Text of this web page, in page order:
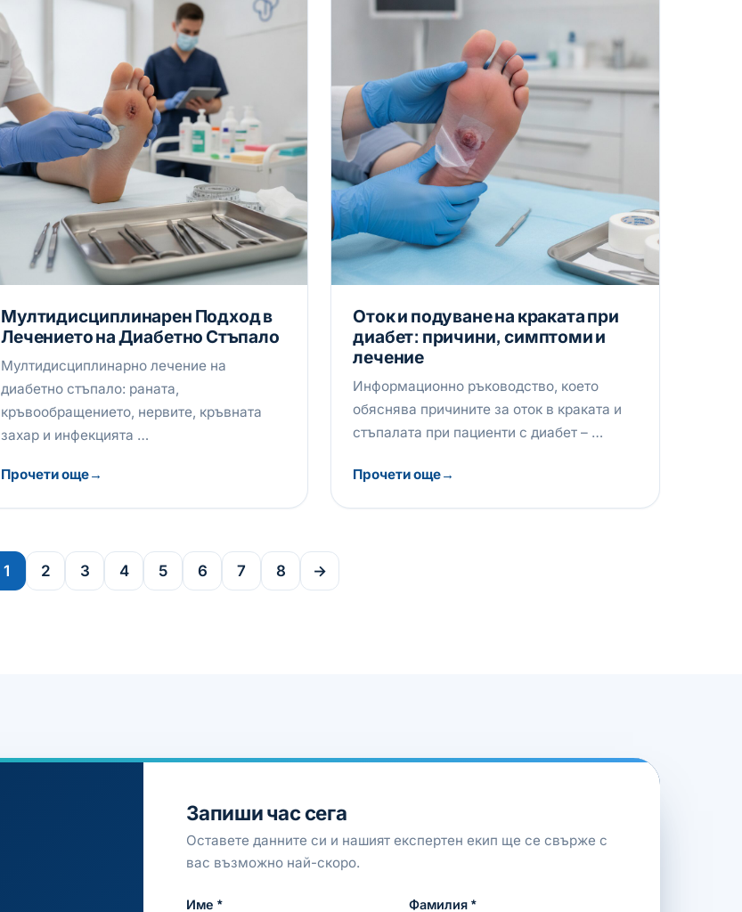
Мултидисциплинарен Подход в
Лечението на Диабетно Стъпало
Мултидисциплинарно лечение на
диабетно стъпало: раната,
кръвообращението, нервите, кръвната
захар и инфекцията …
Прочети още
Оток и подуване на краката при
диабет: причини, симптоми и
лечение
Информационно ръководство, което
обяснява причините за оток в краката и
стъпалата при пациенти с диабет – …
Прочети още
1 2 3 4 5 6 7 8 →
Запиши час сега
Оставете данните си и нашият експертен екип ще се свърже с
вас възможно най-скоро.
Име * Фамилия *